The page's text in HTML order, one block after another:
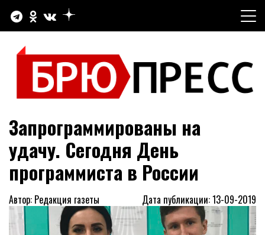
содержимому
БРЮПРЕСС
Официальный сайт газеты "Брюховецкие новости"
Запрограммированы на
удачу. Сегодня День
программиста в России
Автор: Редакция газеты Дата публикации: 13-09-2019